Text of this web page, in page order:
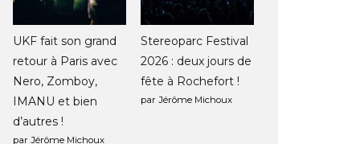
UKF fait son grand
retour à Paris avec
Nero, Zomboy,
IMANU et bien
d’autres !
par Jérôme Michoux
Stereoparc Festival
2026 : deux jours de
fête à Rochefort !
par Jérôme Michoux